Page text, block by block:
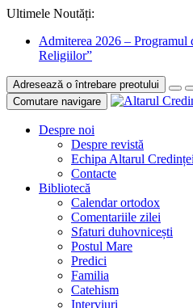
Ultimele Noutăți:
Admiterea 2026 – Programul
Religiilor”
Adresează o întrebare preotului
Comutare navigare
Despre noi
Despre revistă
Echipa Altarul Credinței
Contacte
Bibliotecă
Calendar ortodox
Comentariile zilei
Sfaturi duhovnicești
Postul Mare
Predici
Familia
Catehism
Interviuri